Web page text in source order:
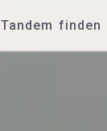
Tandem finden